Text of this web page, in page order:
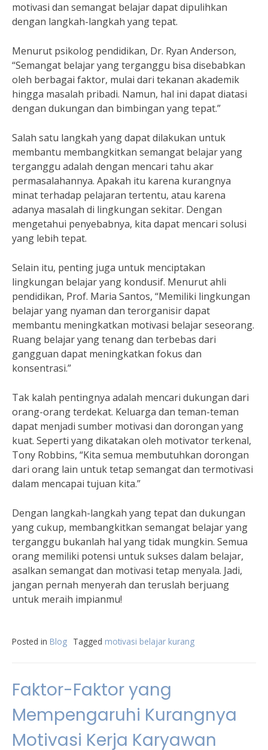
motivasi dan semangat belajar dapat dipulihkan
dengan langkah-langkah yang tepat.
Menurut psikolog pendidikan, Dr. Ryan Anderson,
“Semangat belajar yang terganggu bisa disebabkan
oleh berbagai faktor, mulai dari tekanan akademik
hingga masalah pribadi. Namun, hal ini dapat diatasi
dengan dukungan dan bimbingan yang tepat.”
Salah satu langkah yang dapat dilakukan untuk
membantu membangkitkan semangat belajar yang
terganggu adalah dengan mencari tahu akar
permasalahannya. Apakah itu karena kurangnya
minat terhadap pelajaran tertentu, atau karena
adanya masalah di lingkungan sekitar. Dengan
mengetahui penyebabnya, kita dapat mencari solusi
yang lebih tepat.
Selain itu, penting juga untuk menciptakan
lingkungan belajar yang kondusif. Menurut ahli
pendidikan, Prof. Maria Santos, “Memiliki lingkungan
belajar yang nyaman dan terorganisir dapat
membantu meningkatkan motivasi belajar seseorang.
Ruang belajar yang tenang dan terbebas dari
gangguan dapat meningkatkan fokus dan
konsentrasi.”
Tak kalah pentingnya adalah mencari dukungan dari
orang-orang terdekat. Keluarga dan teman-teman
dapat menjadi sumber motivasi dan dorongan yang
kuat. Seperti yang dikatakan oleh motivator terkenal,
Tony Robbins, “Kita semua membutuhkan dorongan
dari orang lain untuk tetap semangat dan termotivasi
dalam mencapai tujuan kita.”
Dengan langkah-langkah yang tepat dan dukungan
yang cukup, membangkitkan semangat belajar yang
terganggu bukanlah hal yang tidak mungkin. Semua
orang memiliki potensi untuk sukses dalam belajar,
asalkan semangat dan motivasi tetap menyala. Jadi,
jangan pernah menyerah dan teruslah berjuang
untuk meraih impianmu!
Posted in Blog Tagged motivasi belajar kurang
Faktor-Faktor yang
Mempengaruhi Kurangnya
Motivasi Kerja Karyawan